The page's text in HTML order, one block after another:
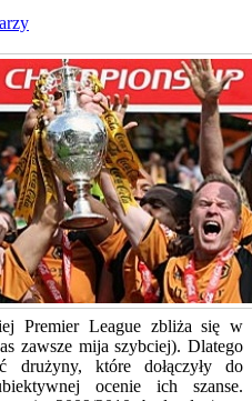
Premier League zbliża się w
zawsze mija szybciej). Dlatego
drużyny, które dołączyły do
ocenie ich szanse.